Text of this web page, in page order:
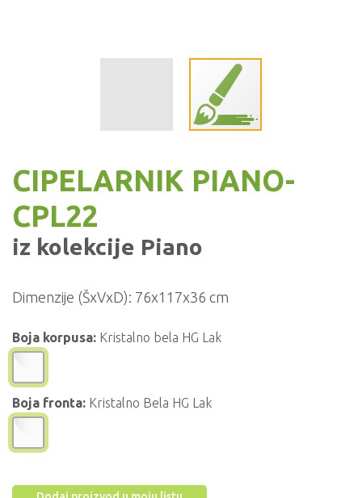
CIPELARNIK PIANO-
CPL22
iz kolekcije Piano
Dimenzije (ŠxVxD): 76x117x36 cm
Boja korpusa: Kristalno bela HG Lak
Boja fronta: Kristalno Bela HG Lak